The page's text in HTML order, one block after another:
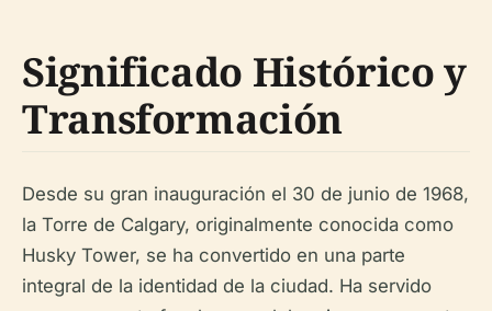
Significado Histórico y
Transformación
Desde su gran inauguración el 30 de junio de 1968,
la Torre de Calgary, originalmente conocida como
Husky Tower, se ha convertido en una parte
integral de la identidad de la ciudad. Ha servido